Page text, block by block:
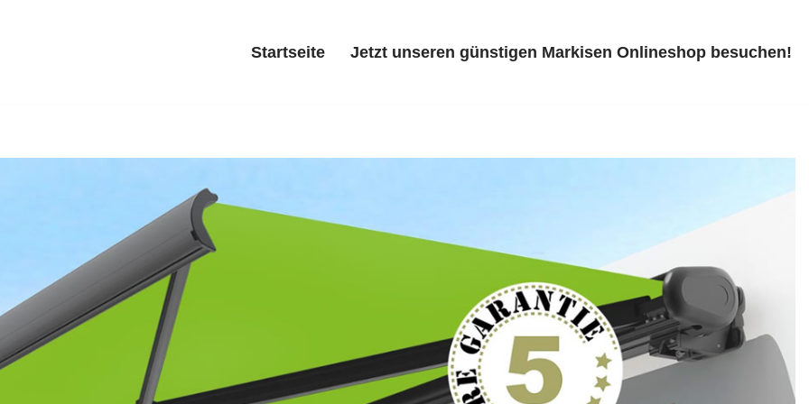
Startseite Jetzt unseren günstigen Markisen Onlineshop besuchen!